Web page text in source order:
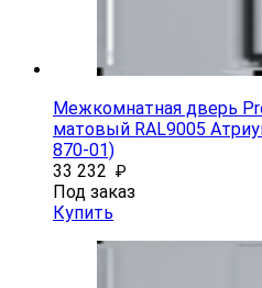
Межкомнатная дверь
матовый RAL9005
870-01)
33 232 ₽
Под заказ
Купить